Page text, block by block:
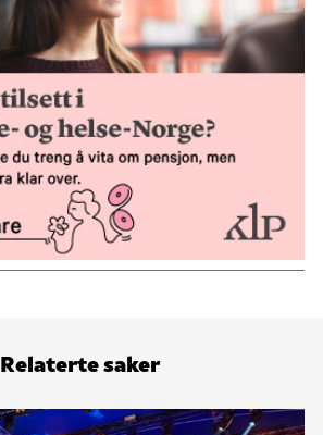
Relaterte saker